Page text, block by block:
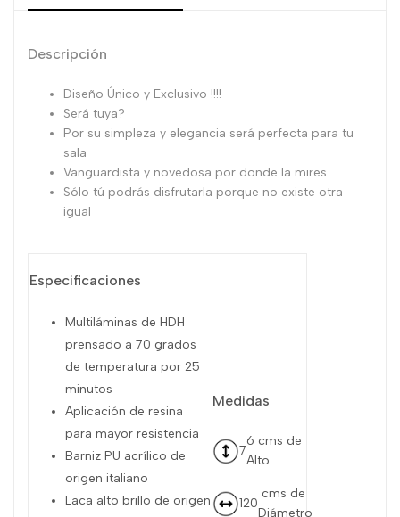
Descripción
Diseño Único y Exclusivo !!!!
Será tuya?
Por su simpleza y elegancia será perfecta para tu
sala
Vanguardista y novedosa por donde la mires
Sólo tú podrás disfrutarla porque no existe otra
igual
Especificaciones
Multiláminas de HDH
prensado a 70 grados
de temperatura por 25
minutos
Aplicación de resina
para mayor resistencia
Barniz PU acrílico de
origen italiano
Laca alto brillo de origen
Medidas
7
6 cms de
Alto
120
cms de
Diámetro